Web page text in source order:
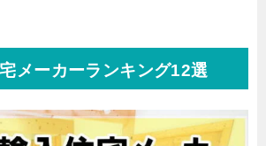
メーカーランキング12選